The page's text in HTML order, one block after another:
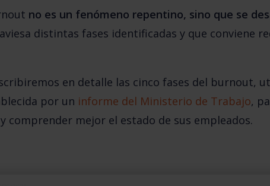
no es un fenómeno repentino, sino que se
distintas fases identificadas y que conviene
en detalle las cinco fases del burnout,
por un informe del Ministerio de Trabajo,
comprender mejor el estado de sus empleados.